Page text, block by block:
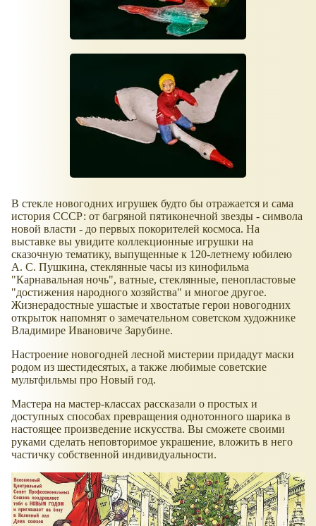
В стекле новогодних игрушек будто бы отражается и сама
история СССР: от багряной пятиконечной звезды - символа
новой власти - до первых покорителей космоса. На
выставке вы увидите коллекционные игрушки на
сказочную тематику, выпущенные к 120-летнему юбилею
А. С. Пушкина, стеклянные часы из кинофильма
"Карнавальная ночь", ватные, стеклянные, пенопластовые
"достижения народного хозяйства" и многое другое.
Жизнерадостные ушастые и хвостатые герои новогодних
открыток напомнят о замечательном советском художнике
Владимире Ивановиче Зарубине.
Настроение новогодней лесной мистерии придадут маски
родом из шестидесятых, а также любимые советские
мультфильмы про Новый год.
Мастера на мастер-классах рассказали о простых и
доступных способах превращения однотонного шарика в
настоящее произведение искусства. Вы сможете своими
руками сделать неповторимое украшение, вложить в него
частичку собственной индивидуальности.